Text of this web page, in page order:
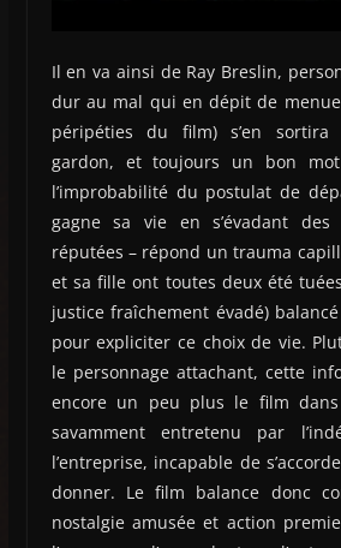
Il en va ainsi de Ray Breslin,
dur au mal qui en dépit de
péripéties du film) s’en
gardon, et toujours un bon
l’improbabilité du postulat de
gagne sa vie en s’évadant
réputées – répond un trauma
et sa fille ont toutes deux été
justice fraîchement évadé)
pour expliciter ce choix de vie.
le personnage attachant, cette
encore un peu plus le film
savamment entretenu par
l’entreprise, incapable de
donner. Le film balance donc
nostalgie amusée et action